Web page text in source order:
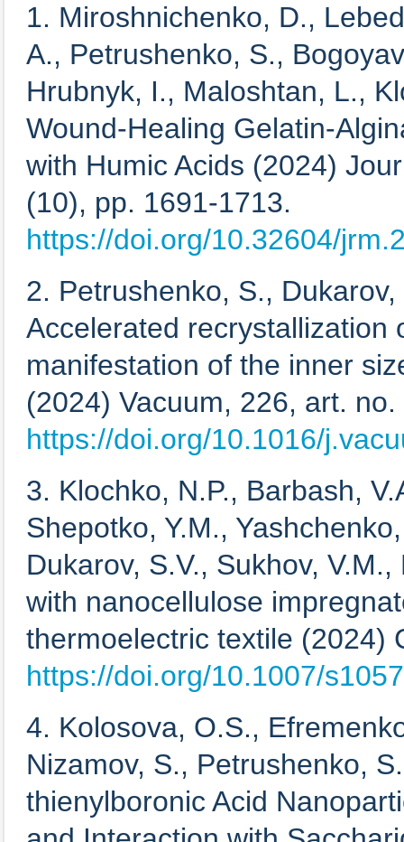
1. Miroshnichenko, D.,
А., Petrushenko, S.,
Hrubnyk, I., Maloshtan, L.,
Wound-Healing Gelatin-
with Humic Acids (2024)
(10), pp. 1691-1713.
https://doi.org/10.32604/
2. Petrushenko, S.,
Accelerated recrystallization
manifestation of the inner
(2024) Vacuum, 226, art. no.
https://doi.org/10.1016/
3. Klochko, N.P., Barbash,
Shepotko, Y.M.,
Dukarov, S.V., Sukhov,
with nanocellulose
thermoelectric textile (2024)
https://doi.org/10.1007/
4. Kolosova, O.S.,
Nizamov, S., Petrushenko,
thienylboronic Acid